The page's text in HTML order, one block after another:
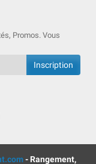
Promos. Vous
- Rangement,